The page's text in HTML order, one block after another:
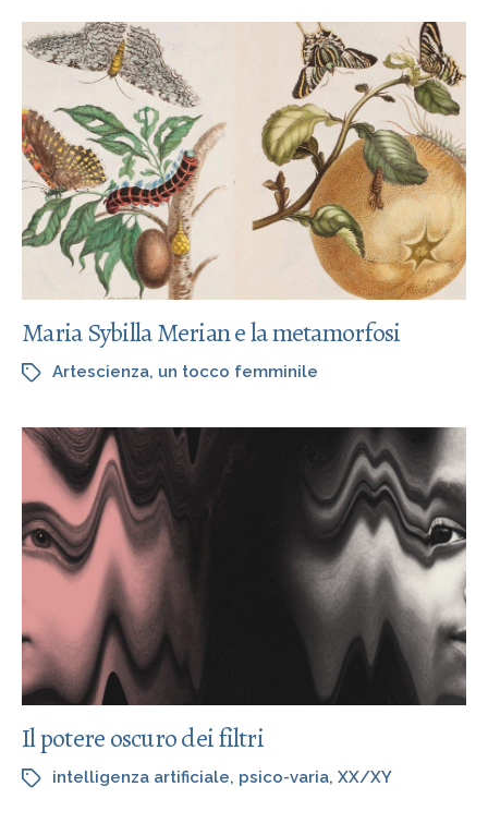
Maria Sybilla Merian e la metamorfosi
Artescienza, un tocco femminile
Il potere oscuro dei filtri
intelligenza artificiale, psico-varia, XX/XY